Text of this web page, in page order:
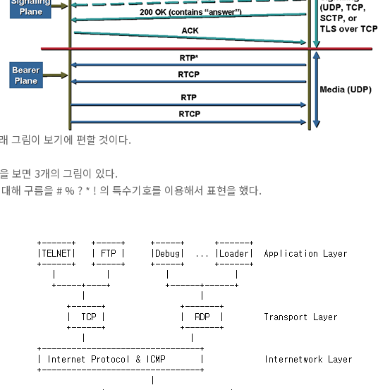
그림이 보기에 편할 것이다.
보면 3개의 그림이 있다.
해 구름을 # % ? * ! 의 특수기호를 이용해서 표현을 했다.